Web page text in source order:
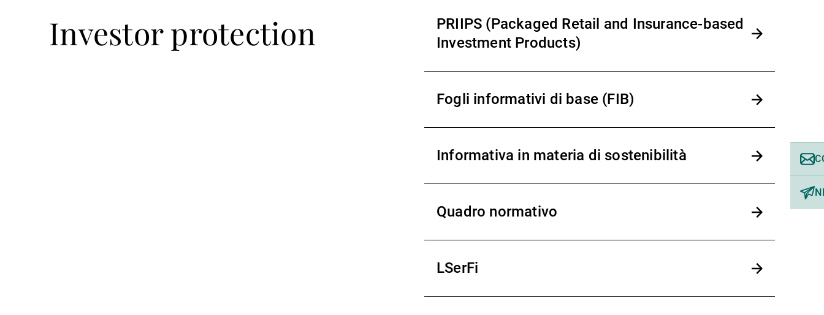
Investor protection
PRIIPS (Packaged Retail and Insurance-based
Investment Products)
Fogli informativi di base (FIB)
Informativa in materia di sostenibilità
Quadro normativo
LSerFi